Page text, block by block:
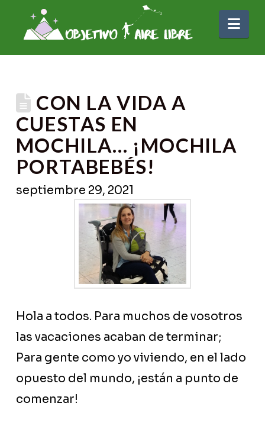
CON LA VIDA A
CUESTAS EN
MOCHILA… ¡MOCHILA
PORTABEBÉS!
septiembre 29, 2021
Hola a todos. Para muchos de vosotros
las vacaciones acaban de terminar;
Para gente como yo viviendo, en el lado
opuesto del mundo, ¡están a punto de
comenzar!